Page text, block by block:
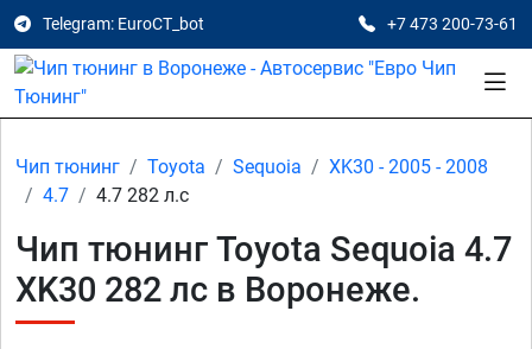
Telegram: EuroCT_bot +7 473 200-73-61
Чип тюнинг Toyota Sequoia
XK30 - 2005 - 2008
4.7
4.7 282 л.с
Чип тюнинг Toyota Sequoia 4.7
XK30 282 лс в Воронеже.